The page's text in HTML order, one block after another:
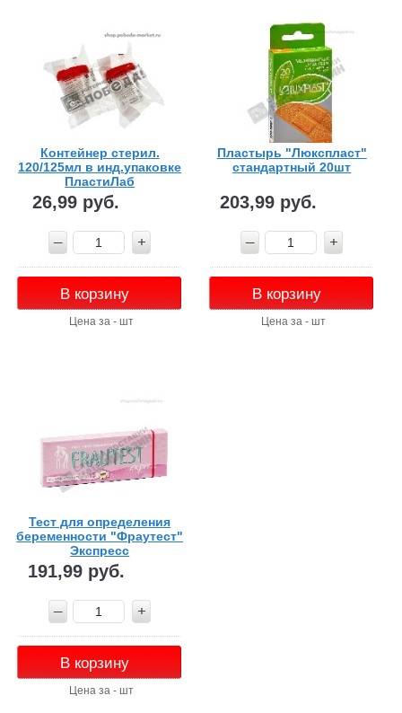
Контейнер стерил.
120/125мл в инд.упаковке
ПластиЛаб
26,99 руб.
В корзину
Цена за - шт
Пластырь "Люкспласт"
стандартный 20шт
203,99 руб.
В корзину
Цена за - шт
Тест для определения
беременности "Фраутест"
Экспресс
191,99 руб.
В корзину
Цена за - шт